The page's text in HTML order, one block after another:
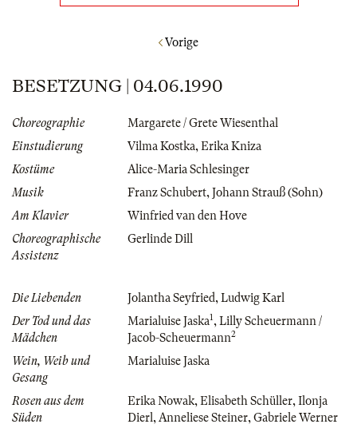
Vorige
BESETZUNG | 04.06.1990
Choreographie
Margarete / Grete Wiesenthal
Einstudierung
Vilma Kostka, Erika Kniza
Kostüme
Alice-Maria Schlesinger
Musik
Franz Schubert, Johann Strauß (Sohn)
Am Klavier
Winfried van den Hove
Choreographische
Assistenz
Gerlinde Dill
Die Liebenden Jolantha Seyfried, Ludwig Karl
Der Tod und das
Mädchen
Marialuise Jaska1, Lilly Scheuermann /
Jacob-Scheuermann2
Wein, Weib und
Gesang
Marialuise Jaska
Rosen aus dem
Süden
Erika Nowak, Elisabeth Schüller, Ilonja
Dierl , Anneliese Steiner, Gabriele Werner